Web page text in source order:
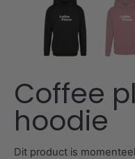
Coffee
hoodie
Dit product is